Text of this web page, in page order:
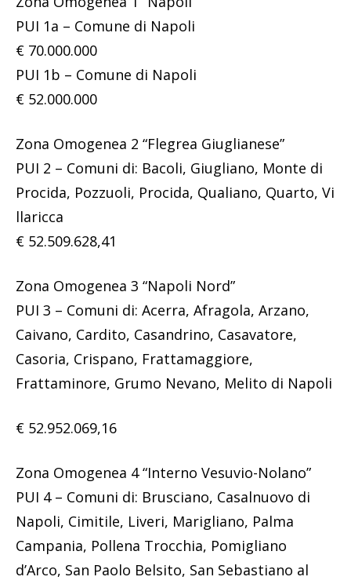
PUI 1a – Comune di Napoli
€ 70.000.000
PUI 1b – Comune di Napoli
€ 52.000.000
Zona Omogenea 2 “Flegrea Giuglianese”
PUI 2 – Comuni di: Bacoli, Giugliano, Monte di
Procida, Pozzuoli, Procida, Qualiano, Quarto, Vi
llaricca
€ 52.509.628,41
Zona Omogenea 3 “Napoli Nord”
PUI 3 – Comuni di: Acerra, Afragola, Arzano,
Caivano, Cardito, Casandrino, Casavatore,
Casoria, Crispano, Frattamaggiore,
Frattaminore, Grumo Nevano, Melito di Napoli
€ 52.952.069,16
Zona Omogenea 4 “Interno Vesuvio-Nolano”
PUI 4 – Comuni di: Brusciano, Casalnuovo di
Napoli, Cimitile, Liveri, Marigliano, Palma
Campania, Pollena Trocchia, Pomigliano
d’Arco, San Paolo Belsito, San Sebastiano al